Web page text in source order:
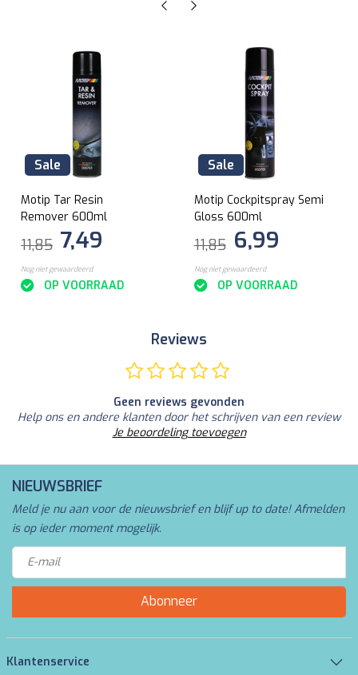
Sale
Motip Tar Resin
Remover 600ml
11,85 7,49
Nog niet gewaardeerd
OP VOORRAAD
Sale
Motip Cockpitspray Semi
Gloss 600ml
11,85 6,99
Nog niet gewaardeerd
OP VOORRAAD
Reviews
Geen reviews gevonden
Help ons en andere klanten door het schrijven van een review
Je beoordeling toevoegen
NIEUWSBRIEF
Meld je nu aan voor de nieuwsbrief en blijf up to date! Afmelden
is op ieder moment mogelijk.
Abonneer
Klantenservice